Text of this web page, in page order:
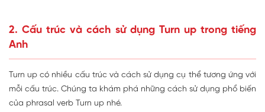
2. Cấu trúc và cách sử dụng Turn up trong tiếng
Anh
Turn up có nhiều cấu trúc và cách sử dụng cụ thể tương ứng với
mỗi cấu trúc. Chúng ta khám phá những cách sử dụng phổ biến
của phrasal verb Turn up nhé.